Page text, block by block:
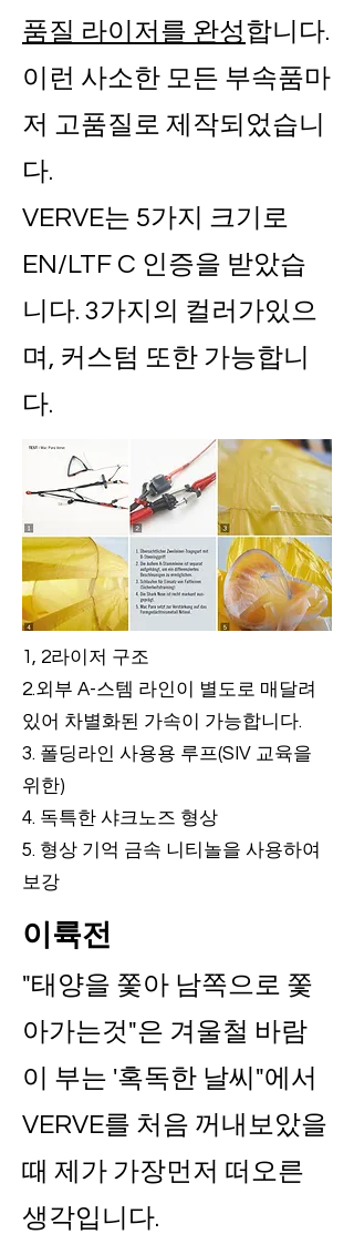
품질 라이저를 완성합니다.
이런 사소한 모든 부속품마
저 고품질로 제작되었습니
다.
VERVE는 5가지 크기로
EN/LTF C 인증을 받았습
니다. 3가지의 컬러가있으
며, 커스텀 또한 가능합니
다.
1, 2라이저 구조
2.외부 A-스템 라인이 별도로 매달려
있어 차별화된 가속이 가능합니다.
3. 폴딩라인 사용용 루프(SIV 교육을
위한)
4. 독특한 샤크노즈 형상
5. 형상 기억 금속 니티놀을 사용하여
보강
이륙전
"태양을 쫓아 남쪽으로 쫓
아가는것"은 겨울철 바람
이 부는 '혹독한 날씨"에서
VERVE를 처음 꺼내보았을
때 제가 가장먼저 떠오른
생각입니다.